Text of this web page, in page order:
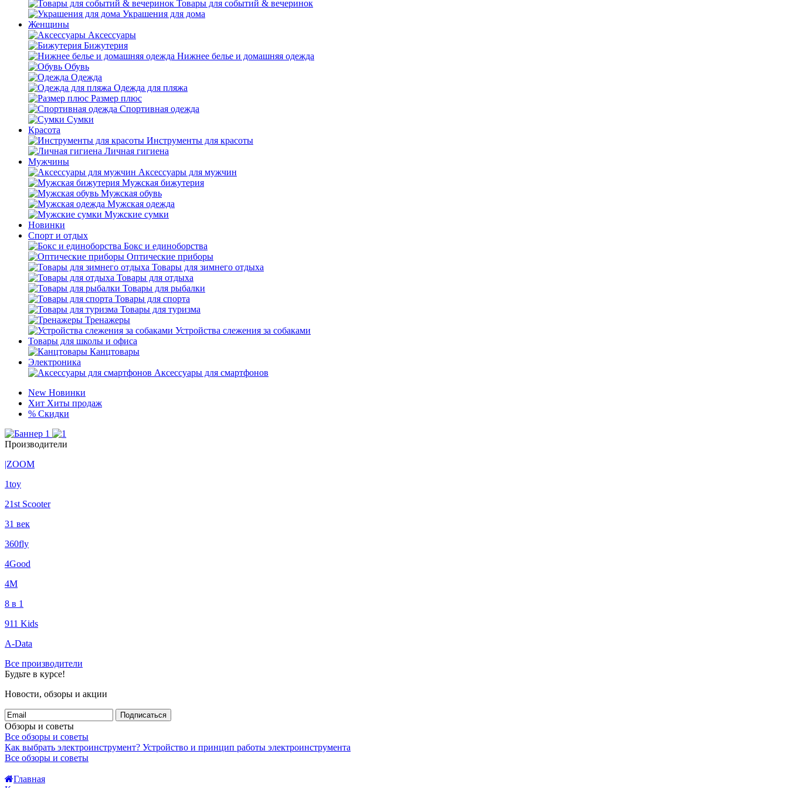
Товары для событий & вечеринок
Украшения для дома
Женщины
Аксессуары
Бижутерия
Нижнее белье и домашняя одежда
Обувь
Одежда
Одежда для пляжа
Размер плюс
Спортивная одежда
Сумки
Красота
Инструменты для красоты
Личная гигиена
Мужчины
Аксессуары для мужчин
Мужская бижутерия
Мужская обувь
Мужская одежда
Мужские сумки
Новинки
Спорт и отдых
Бокс и единоборства
Оптические приборы
Товары для зимнего отдыха
Товары для отдыха
Товары для рыбалки
Товары для спорта
Товары для туризма
Тренажеры
Устройства слежения за собаками
Товары для школы и офиса
Канцтовары
Электроника
Аксессуары для смартфонов
New Новинки
Хит Хиты продаж
% Скидки
Производители
|ZOOM
1toy
21st Scooter
31 век
360fly
4Good
4М
8 в 1
911 Kids
A-Data
Все производители
Будьте в курсе!
Новости, обзоры и акции
Подписаться
Обзоры и советы
Все обзоры и советы
Как выбрать электроинструмент? Устройство и принцип работы электроинструмента
Все обзоры и советы
Главная